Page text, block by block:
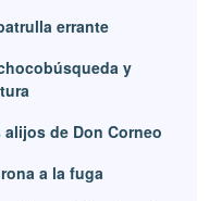
errante
y
alijos de Don Corneo
a la fuga